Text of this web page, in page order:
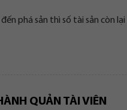
phá sản thì số tài sản còn
QUẢN TÀI VIÊN